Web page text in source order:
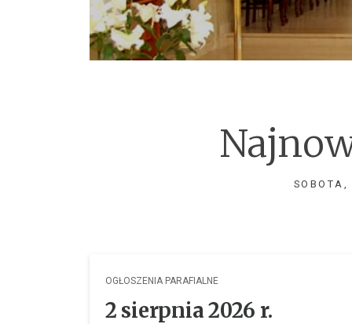
OGŁOSZENIA PARAFIALNE
2 sierpnia 2026 r.